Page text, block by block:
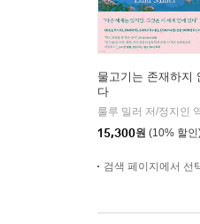
물고기는 존재하지
다
룰루 밀러 저/정지인
15,300원 (10% 할인
검색 페이지에서 선